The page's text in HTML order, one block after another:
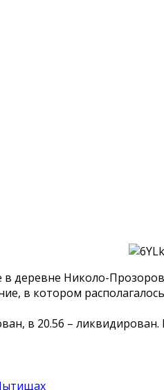
в деревне Николо-
в котором
в 20.56 –